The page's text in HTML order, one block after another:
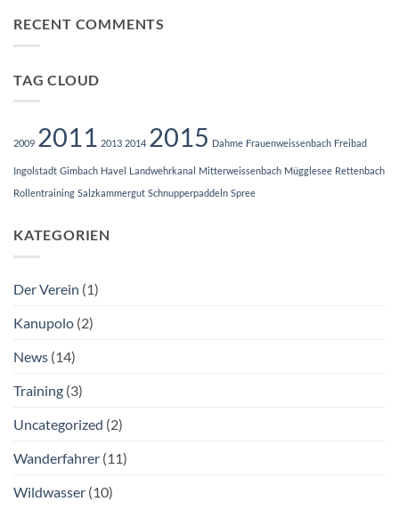
2024/
RECENT COMMENTS
TAG CLOUD
2009 2011 2013 2014 2015 Dahme Frauenweissenbach Freibad
Ingolstadt Gimbach Havel Landwehrkanal Mitterweissenbach Mügglesee Rettenbach
Rollentraining Salzkammergut Schnupperpaddeln Spree
KATEGORIEN
Der Verein (1)
Kanupolo (2)
News (14)
Training (3)
Uncategorized (2)
Wanderfahrer (11)
Wildwasser (10)